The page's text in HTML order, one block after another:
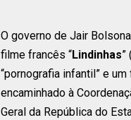
O governo de Jair
filme francês “Lindinhas”
“pornografia infantil” e
encaminhado à
Geral da República do